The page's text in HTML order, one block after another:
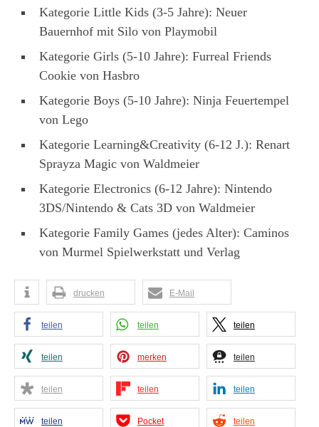
Kategorie Little Kids (3-5 Jahre): Neuer
Bauernhof mit Silo von Playmobil
Kategorie Girls (5-10 Jahre): Furreal Friends
Cookie von Hasbro
Kategorie Boys (5-10 Jahre): Ninja Feuertempel
von Lego
Kategorie Learning&Creativity (6-12 J.): Renart
Sprayza Magic von Waldmeier
Kategorie Electronics (6-12 Jahre): Nintendo
3DS/Nintendo & Cats 3D von Waldmeier
Kategorie Family Games (jedes Alter): Caminos
von Murmel Spielwerkstatt und Verlag
drucken E-Mail
teilen teilen teilen
teilen merken teilen
teilen teilen teilen
teilen Pocket teilen